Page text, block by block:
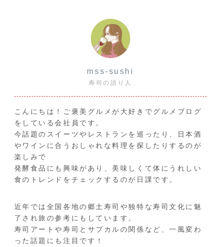
mss-sushi
寿司の語り人
こんにちは！ご褒美グルメが大好きでグルメブログ
をしている会社員です。
今話題のスイーツやレストランを巡ったり、日本酒
やワインに合うおしゃれな料理を探したりするのが
楽しみで
発酵食品にも興味があり、美味しくて体にうれしい
食のトレンドをチェックするのが日課です。
近年では全国各地の郷土寿司や独特な寿司文化に魅
了され旅の参考にもしています。
寿司アートや寿司とサブカルの関係など、一風変わ
った話題にも注目です！